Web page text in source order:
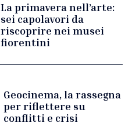
La primavera nell’arte:
sei capolavori da
riscoprire nei musei
fiorentini
Geocinema, la rassegna
per riflettere su
conflitti e crisi